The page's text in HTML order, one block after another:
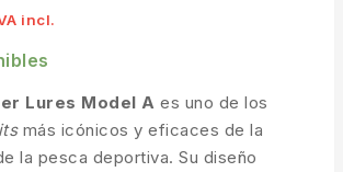
incl.
Lures Model A es uno de los
más icónicos y eficaces de la
la pesca deportiva. Su diseño